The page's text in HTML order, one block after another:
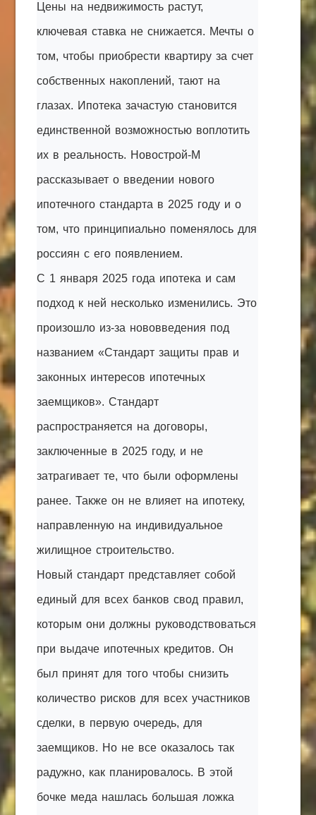
Цены на недвижимость растут,
ключевая ставка не снижается. Мечты о
том, чтобы приобрести квартиру за счет
собственных накоплений, тают на
глазах. Ипотека зачастую становится
единственной возможностью воплотить
их в реальность. Новострой-М
рассказывает о введении нового
ипотечного стандарта в 2025 году и о
том, что принципиально поменялось для
россиян с его появлением.
С 1 января 2025 года ипотека и сам
подход к ней несколько изменились. Это
произошло из-за нововведения под
названием «Стандарт защиты прав и
законных интересов ипотечных
заемщиков». Стандарт
распространяется на договоры,
заключенные в 2025 году, и не
затрагивает те, что были оформлены
ранее. Также он не влияет на ипотеку,
направленную на индивидуальное
жилищное строительство.
Новый стандарт представляет собой
единый для всех банков свод правил,
которым они должны руководствоваться
при выдаче ипотечных кредитов. Он
был принят для того чтобы снизить
количество рисков для всех участников
сделки, в первую очередь, для
заемщиков. Но не все оказалось так
радужно, как планировалось. В этой
бочке меда нашлась большая ложка